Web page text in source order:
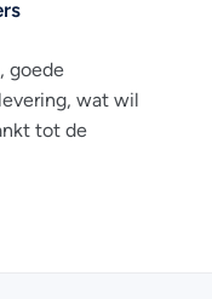
goede
wat wil